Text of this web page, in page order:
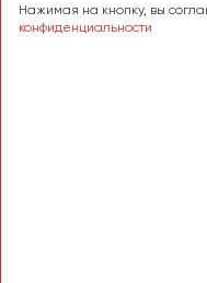
Нажимая на кнопку, вы
конфиденциальности